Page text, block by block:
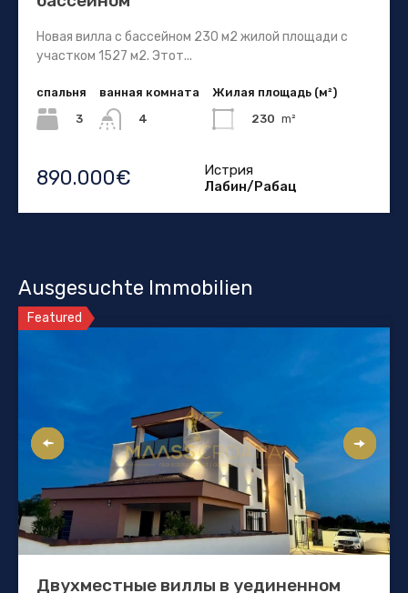
Новая вилла с бассейном 230 м2 жилой площади с
участком 1527 м2. Этот...
спальня
3
ванная комната
4
Жилая площадь (м²)
230 m²
890.000€
Истрия
Лабин/Рабац
Ausgesuchte Immobilien
Featured
Двухместные виллы в уединенном